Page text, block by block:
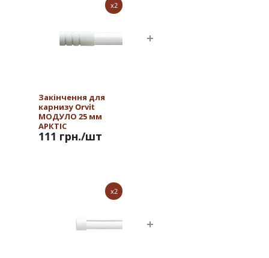
x2
Закінчення для
карнизу Orvit
МОДУЛО 25 мм
АРКТІС
111 грн./шт
x2